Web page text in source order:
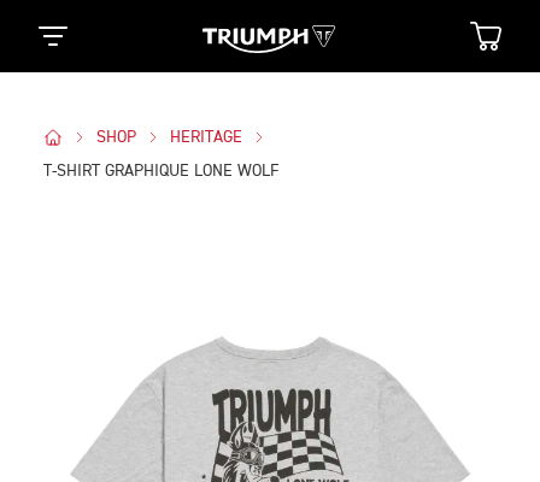
SHOP
HERITAGE
T-SHIRT GRAPHIQUE LONE WOLF